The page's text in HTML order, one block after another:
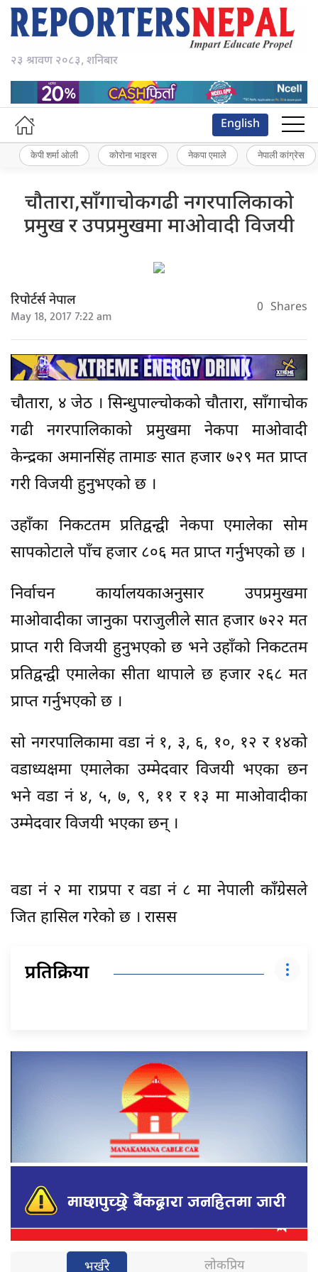
२३ श्रावण २०८३, शनिबार
English
केपी शर्मा ओली कोरोना भाइरस नेकपा एमाले नेपाली कांग्रेस
चौतारा,साँगाचोकगढी नगरपालिकाको
प्रमुख र उपप्रमुखमा माओवादी विजयी
रिपोर्टर्स नेपाल
May 18, 2017 7:22 am 0 Shares
चौतारा, ४ जेठ । सिन्धुपाल्चोकको चौतारा, साँगाचोक
गढी नगरपालिकाको प्रमुखमा नेकपा माओवादी
केन्द्रका अमानसिंह तामाङ सात हजार ७२९ मत प्राप्त
गरी विजयी हुनुभएको छ ।
उहाँका निकटतम प्रतिद्वन्द्वी नेकपा एमालेका सोम
सापकोटाले पाँच हजार ८०६ मत प्राप्त गर्नुभएको छ ।
निर्वाचन कार्यालयकाअनुसार उपप्रमुखमा
माओवादीका जानुका पराजुलीले सात हजार ७२२ मत
प्राप्त गरी विजयी हुनुभएको छ भने उहाँको निकटतम
प्रतिद्वन्द्वी एमालेका सीता थापाले छ हजार २६८ मत
प्राप्त गर्नुभएको छ ।
सो नगरपालिकामा वडा नं १, ३, ६, १०, १२ र १४को
वडाध्यक्षमा एमालेका उम्मेदवार विजयी भएका छन
भने वडा नं ४, ५, ७, ९, ११ र १३ मा माओवादीका
उम्मेदवार विजयी भएका छन् ।
वडा नं २ मा राप्रपा र वडा नं ८ मा नेपाली काँग्रेसले
जित हासिल गरेको छ । रासस
प्रतिक्रिया
भर्खरै लोकप्रिय